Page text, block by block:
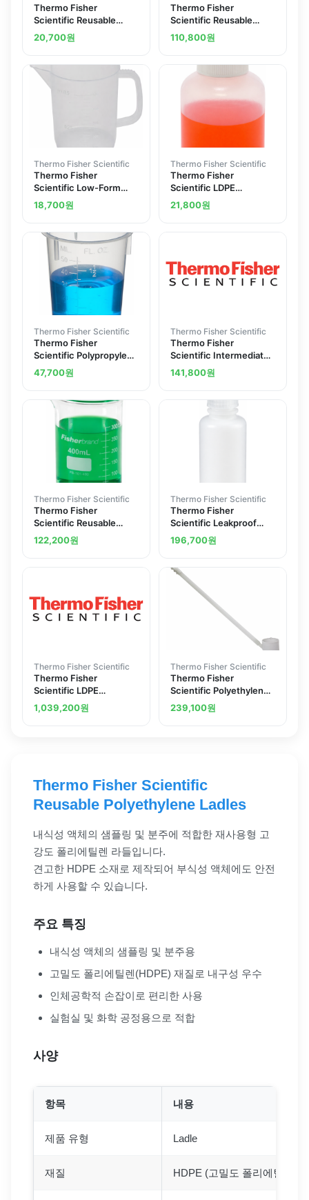
Thermo Fisher
Scientific Reusable
Polyethylene Ladles
1424220
20,700원
Thermo Fisher
Scientific Reusable
Polyethylene Dippers
110,800원
Thermo Fisher Scientific
Thermo Fisher
Scientific Low-Form
Polypropylene Beakers
with Handle
18,700원
Thermo Fisher Scientific
Thermo Fisher
Scientific LDPE
Dispensing Bottles
21,800원
Thermo Fisher Scientific
Thermo Fisher
Scientific Polypropylene
Disposable Beakers
47,700원
Thermo Fisher Scientific
Thermo Fisher
Scientific Intermediate-
Form Polypropylene
Beakers with Handles
141,800원
Thermo Fisher Scientific
Thermo Fisher
Scientific Reusable
Glass Heavy-Duty Low-
Form Beakers
122,200원
Thermo Fisher Scientific
Thermo Fisher
Scientific Leakproof
HDPE Narrow-Mouth
Bottles
196,700원
Thermo Fisher Scientific
Thermo Fisher
Scientific LDPE
Rectangular Mobile Tub
with Lid 15 gal 1 Pk
1,039,200원
Thermo Fisher Scientific
Thermo Fisher
Scientific Polyethylene
16 oz. Dipper w 4 in.
Bowl 36 in. Handle
239,100원
Thermo Fisher Scientific
Reusable Polyethylene Ladles
내식성 액체의 샘플링 및 분주에 적합한 재사용형 고
강도 폴리에틸렌 라들입니다.
견고한 HDPE 소재로 제작되어 부식성 액체에도 안전
하게 사용할 수 있습니다.
주요 특징
내식성 액체의 샘플링 및 분주용
고밀도 폴리에틸렌(HDPE) 재질로 내구성 우수
인체공학적 손잡이로 편리한 사용
실험실 및 화학 공정용으로 적합
사양
항목 내용
제품 유형 Ladle
재질 HDPE (고밀도 폴리에틸렌)